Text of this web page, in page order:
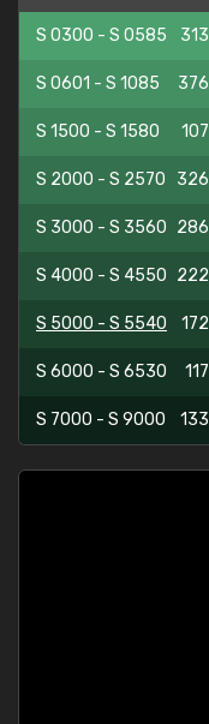
S 0300 - S 0585 313
S 0601 - S 1085 376
S 1500 - S 1580 107
S 2000 - S 2570 326
S 3000 - S 3560 286
S 4000 - S 4550 222
S 5000 - S 5540 172
S 6000 - S 6530 117
S 7000 - S 9000 133